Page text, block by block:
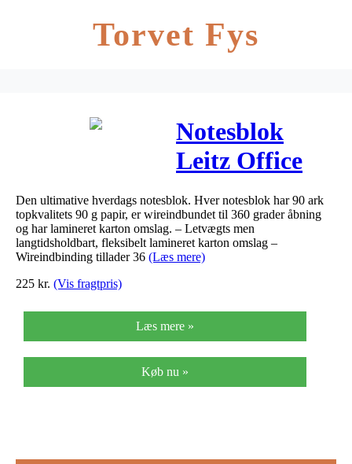
Torvet Fys
Notesblok
Leitz Office
karton grå A4
linjeret
Den ultimative hverdags notesblok. Hver notesblok har 90 ark
topkvalitets 90 g papir, er wireindbundet til 360 grader åbning
og har lamineret karton omslag. – Letvægts men
langtidsholdbart, fleksibelt lamineret karton omslag –
Wireindbinding tillader 36 (Læs mere)
225 kr. (Vis fragtpris)
Læs mere »
Køb nu »